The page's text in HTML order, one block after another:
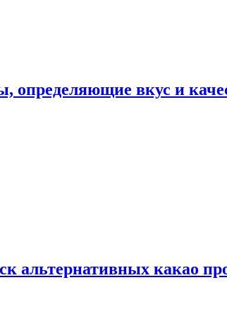
определяющие вкус и
альтернативных какао